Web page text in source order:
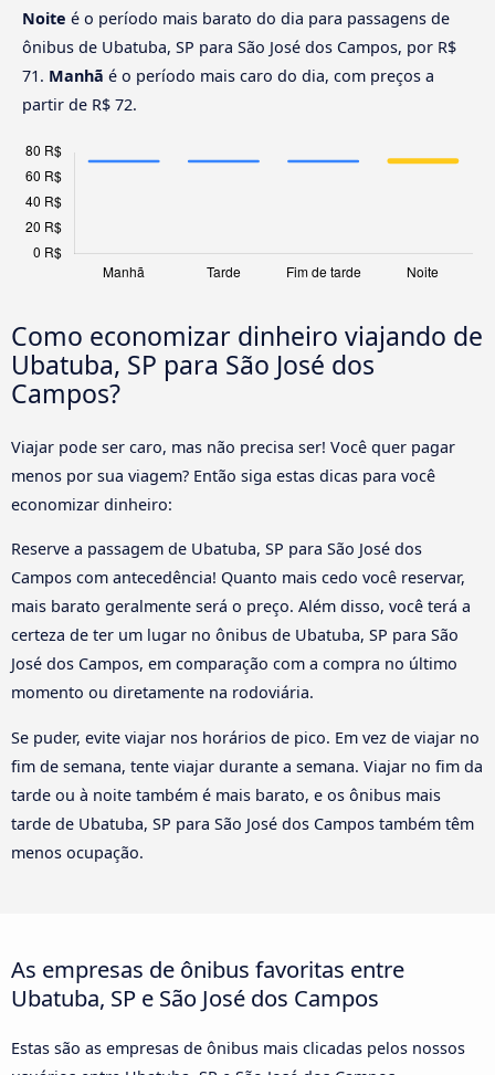
Noite é o período mais barato do dia para passagens de
ônibus de Ubatuba, SP para São José dos Campos, por R$
71. Manhã é o período mais caro do dia, com preços a
partir de R$ 72.
Como economizar dinheiro viajando de
Ubatuba, SP para São José dos
Campos?
Viajar pode ser caro, mas não precisa ser! Você quer pagar
menos por sua viagem? Então siga estas dicas para você
economizar dinheiro:
Reserve a passagem de Ubatuba, SP para São José dos
Campos com antecedência! Quanto mais cedo você reservar,
mais barato geralmente será o preço. Além disso, você terá a
certeza de ter um lugar no ônibus de Ubatuba, SP para São
José dos Campos, em comparação com a compra no último
momento ou diretamente na rodoviária.
Se puder, evite viajar nos horários de pico. Em vez de viajar no
fim de semana, tente viajar durante a semana. Viajar no fim da
tarde ou à noite também é mais barato, e os ônibus mais
tarde de Ubatuba, SP para São José dos Campos também têm
menos ocupação.
As empresas de ônibus favoritas entre
Ubatuba, SP e São José dos Campos
Estas são as empresas de ônibus mais clicadas pelos nossos